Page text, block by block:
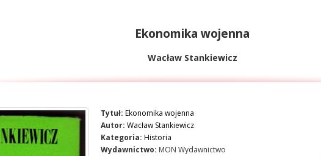
Ekonomika wojenna
Wacław Stankiewicz
Tytuł: Ekonomika wojenna
Autor: Wacław Stankiewicz
Kategoria: Historia
Wydawnictwo: MON Wydawnictwo